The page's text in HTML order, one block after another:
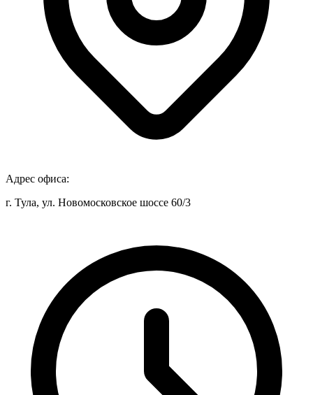
Адрес офиса:
г. Тула, ул. Новомосковское шоссе 60/3